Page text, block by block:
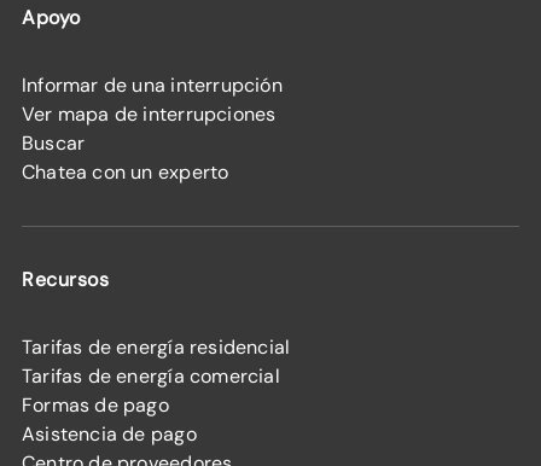
Apoyo
Informar de una interrupción
Ver mapa de interrupciones
Buscar
Chatea con un experto
Recursos
Tarifas de energía residencial
Tarifas de energía comercial
Formas de pago
Asistencia de pago